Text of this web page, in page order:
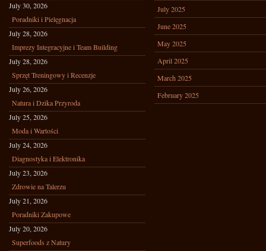
July 30, 2026
Poradniki i Pielęgnacja
July 28, 2026
Imprezy Integracyjne i Team Building
July 28, 2026
Sprzęt Treningowy i Recenzje
July 26, 2026
Natura i Dzika Przyroda
July 25, 2026
Moda i Wartości
July 24, 2026
Diagnostyka i Elektronika
July 23, 2026
Zdrowie na Talerzu
July 21, 2026
Poradniki Zakupowe
July 20, 2026
Superfoods z Natury
July 2025
June 2025
May 2025
April 2025
March 2025
February 2025